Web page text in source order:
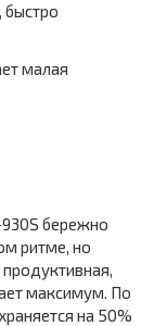
малая
бережно
ритме, но
максимум. По
на 50%